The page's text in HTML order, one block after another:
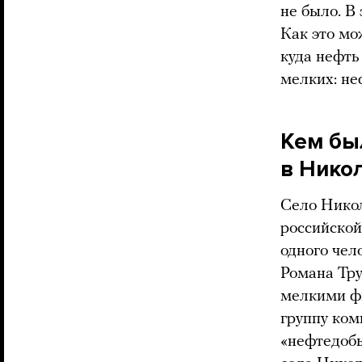
не было. В
Как это
куда
мелких:
Кем
в
Село
одного
Романа
мелкими
группу